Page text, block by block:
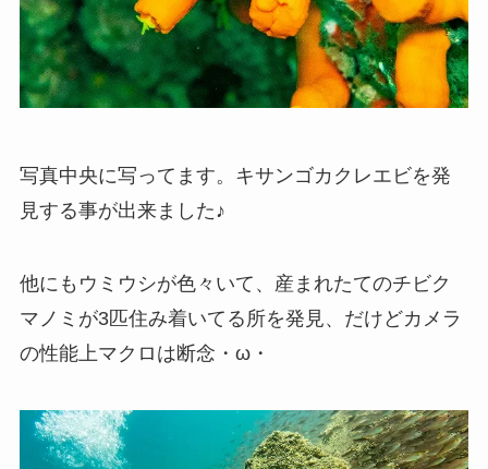
写真中央に写ってます。キサンゴカクレエビを発
見する事が出来ました♪
他にもウミウシが色々いて、産まれたてのチビク
マノミが3匹住み着いてる所を発見、だけどカメラ
の性能上マクロは断念・ω・